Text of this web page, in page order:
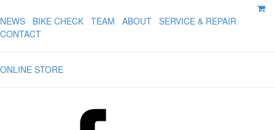
NEWS BIKE CHECK TEAM ABOUT SERVICE & REPAIR
CONTACT
ONLINE STORE